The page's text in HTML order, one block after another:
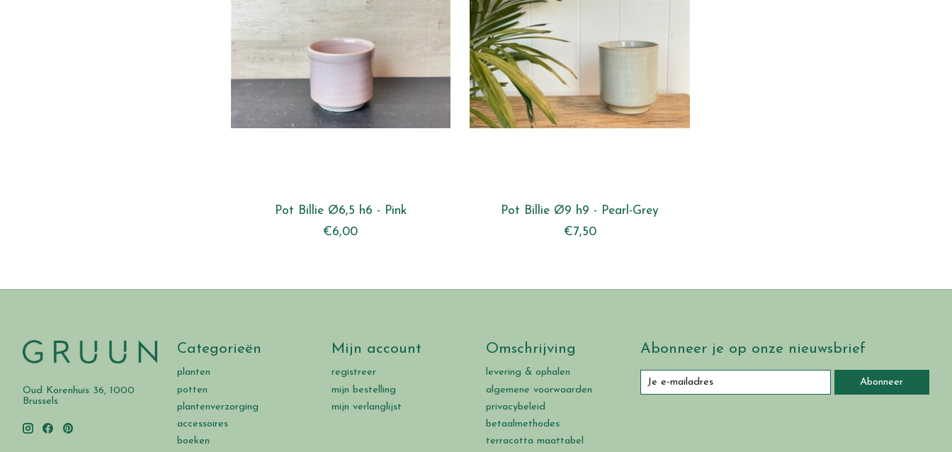
Pot Billie Ø6,5 h6 - Pink
€6,00
Pot Billie Ø9 h9 - Pearl-Grey
€7,50
Oud Korenhuis 36, 1000
Brussels
Categorieën
planten
potten
plantenverzorging
accessoires
boeken
Mijn account
registreer
mijn bestelling
mijn verlanglijst
Omschrijving
levering & ophalen
algemene voorwaarden
privacybeleid
betaalmethodes
terracotta maattabel
Abonneer je op onze nieuwsbrief
Abonneer